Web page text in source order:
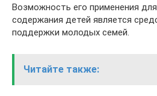
Возможность его применения
содержания детей является
поддержки молодых семей.
Читайте также: